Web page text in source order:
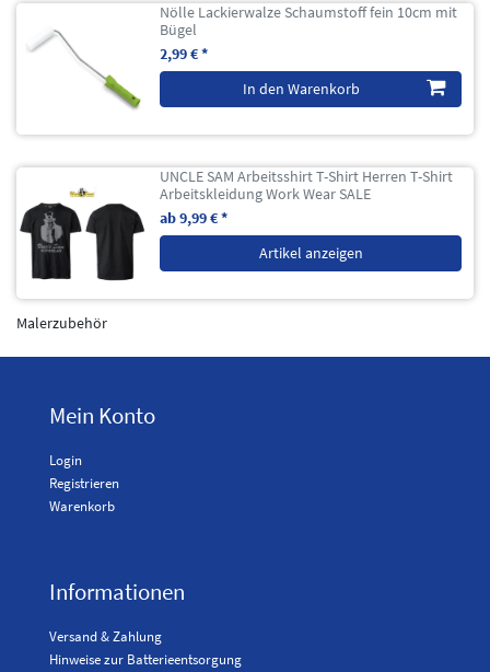
Nölle Lackierwalze Schaumstoff fein 10cm mit
Bügel
2,99 € *
In den Warenkorb
UNCLE SAM Arbeitsshirt T-Shirt Herren T-Shirt
Arbeitskleidung Work Wear SALE
ab 9,99 € *
Artikel anzeigen
Malerzubehör
Mein Konto
Login
Registrieren
Warenkorb
Informationen
Versand & Zahlung
Hinweise zur Batterieentsorgung